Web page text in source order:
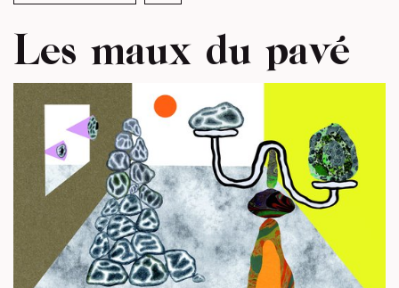
Les maux du pavé